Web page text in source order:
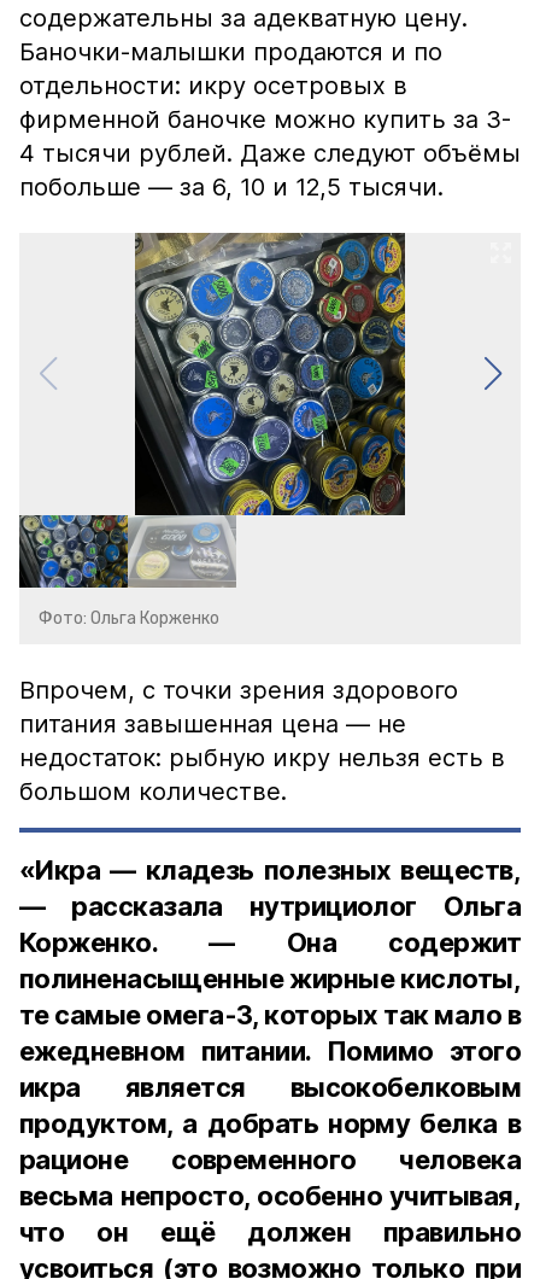
содержательны за адекватную цену.
Баночки-малышки продаются и по
отдельности: икру осетровых в
фирменной баночке можно купить за 3-
4 тысячи рублей. Даже следуют объёмы
побольше — за 6, 10 и 12,5 тысячи.
Фото: Ольга Корженко
Впрочем, с точки зрения здорового
питания завышенная цена — не
недостаток: рыбную икру нельзя есть в
большом количестве.
«Икра — кладезь полезных веществ,
— рассказала нутрициолог Ольга
Корженко. — Она содержит
полиненасыщенные жирные кислоты,
те самые омега-3, которых так мало в
ежедневном питании. Помимо этого
икра является высокобелковым
продуктом, а добрать норму белка в
рационе современного человека
весьма непросто, особенно учитывая,
что он ещё должен правильно
усвоиться (это возможно только при